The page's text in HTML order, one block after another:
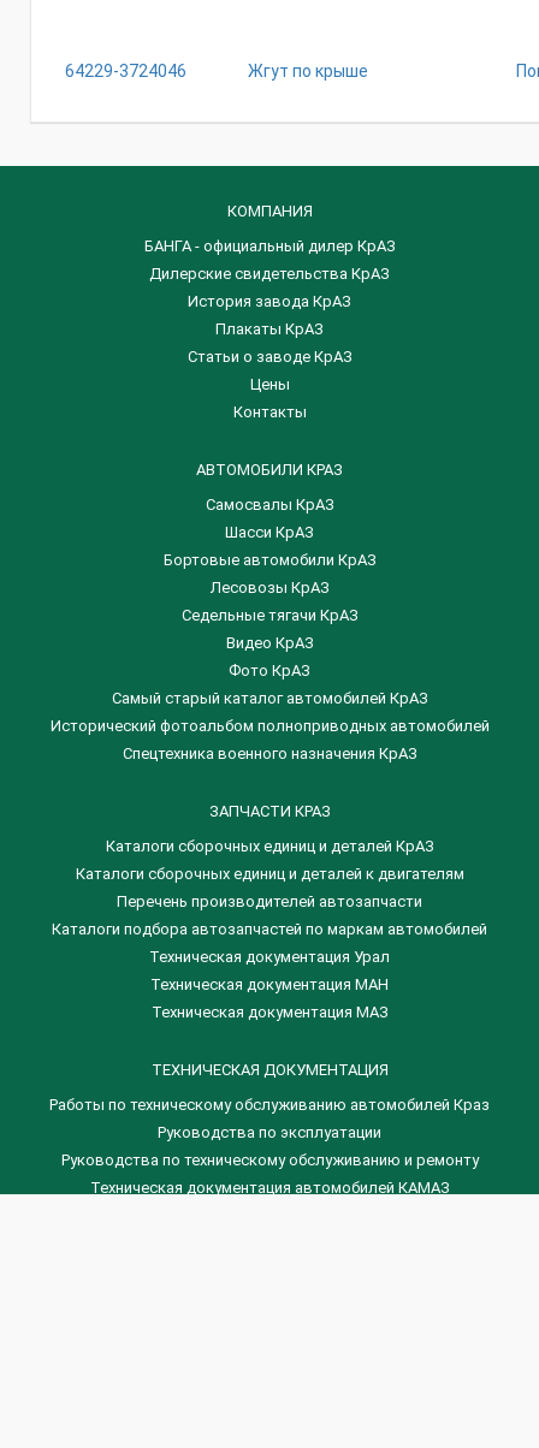
64229-3724046 Жгут по крыше
КОМПАНИЯ
БАНГА - официальный дилер КрАЗ
Дилерские свидетельства КрАЗ
История завода КрАЗ
Плакаты КрАЗ
Статьи о заводе КрАЗ
Цены
Контакты
АВТОМОБИЛИ КРАЗ
Самосвалы КрАЗ
Шасси КрАЗ
Бортовые автомобили КрАЗ
Лесовозы КрАЗ
Седельные тягачи КрАЗ
Видео КрАЗ
Фото КрАЗ
Самый старый каталог автомобилей КрАЗ
Исторический фотоальбом полноприводных автомобилей
Спецтехника военного назначения КрАЗ
ЗАПЧАСТИ КРАЗ
Каталоги сборочных единиц и деталей КрАЗ
​Каталоги сборочных единиц и деталей к двигателям
Перечень производителей автозапчасти
Каталоги подбора автозапчастей по маркам автомобилей
Техническая документация Урал
Техническая документация МАН
Техническая документация МАЗ
ТЕХНИЧЕСКАЯ ДОКУМЕНТАЦИЯ
Работы по техническому обслуживанию автомобилей Краз
Руководства по эксплуатации
Руководства по техническому обслуживанию и ремонту
Техническая документация автомобилей КАМАЗ